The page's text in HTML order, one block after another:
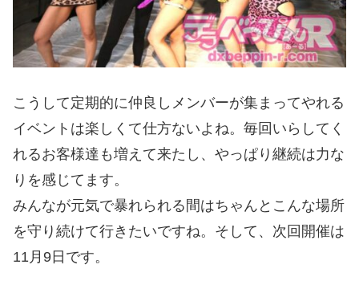
こうして定期的に仲良しメンバーが集まってやれる
イベントは楽しくて仕方ないよね。毎回いらしてく
れるお客様達も増えて来たし、やっぱり継続は力な
りを感じてます。
みんなが元気で暴れられる間はちゃんとこんな場所
を守り続けて行きたいですね。そして、次回開催は
11月9日です。